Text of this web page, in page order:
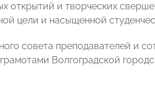
открытий и творческих
цели и насыщенной
совета преподавателей и
Волгоградской